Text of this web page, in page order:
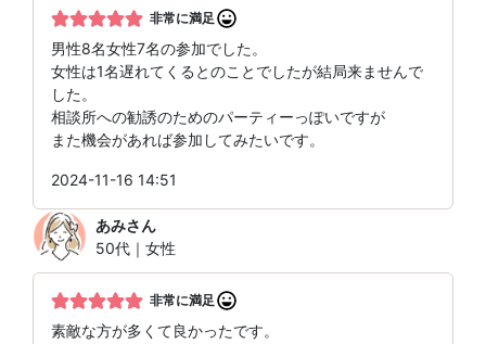
非常に満足
男性8名女性7名の参加でした。
女性は1名遅れてくるとのことでしたが結局来ませんで
した。
相談所への勧誘のためのパーティーっぽいですが
また機会があれば参加してみたいです。
2024-11-16 14:51
あみさん
50代｜女性
非常に満足
素敵な方が多くて良かったです。